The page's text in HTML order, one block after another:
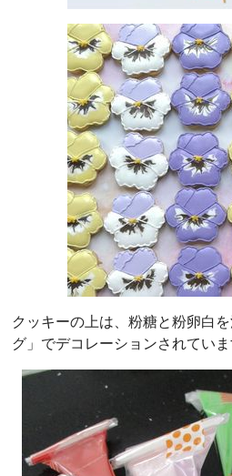
クッキーの上は、粉糖と粉卵白
グ」でデコレーションされていま